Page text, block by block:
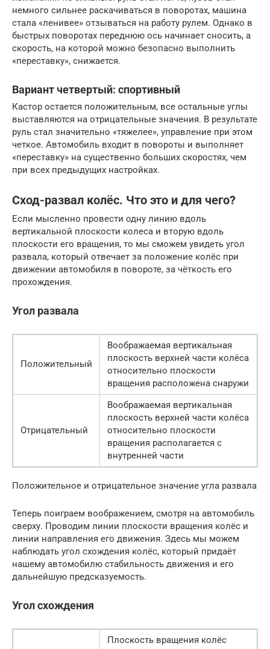
немного сильнее раскачиваться в поворотах, машина
стала «ленивее» отзываться на работу рулем. Однако в
быстрых поворотах переднюю ось начинает сносить, а
скорость, на которой можно безопасно выполнить
«переставку», снижается.
Вариант четвертый: спортивный
Кастор остается положительным, все остальные углы
выставляются на отрицательные значения. В результате
руль стал значительно «тяжелее», управление при этом
четкое. Автомобиль входит в повороты и выполняет
«переставку» на существенно больших скоростях, чем
при всех предыдущих настройках.
Сход-развал колёс. Что это и для чего?
Если мысленно провести одну линию вдоль
вертикальной плоскости колеса и вторую вдоль
плоскости его вращения, то мы сможем увидеть угол
развала, который отвечает за положение колёс при
движении автомобиля в повороте, за чёткость его
прохождения.
Угол развала
Положительный
Воображаемая вертикальная
плоскость верхней части колёса
относительно плоскости
вращения расположена снаружи
Отрицательный
Воображаемая вертикальная
плоскость верхней части колёса
относительно плоскости
вращения располагается с
внутренней части
Положительное и отрицательное значение угла развала
Теперь поиграем воображением, смотря на автомобиль
сверху. Проводим линии плоскости вращения колёс и
линии направления его движения. Здесь мы можем
наблюдать угол схождения колёс, который придаёт
нашему автомобилю стабильность движения и его
дальнейшую предсказуемость.
Угол схождения
Плоскость вращения колёс